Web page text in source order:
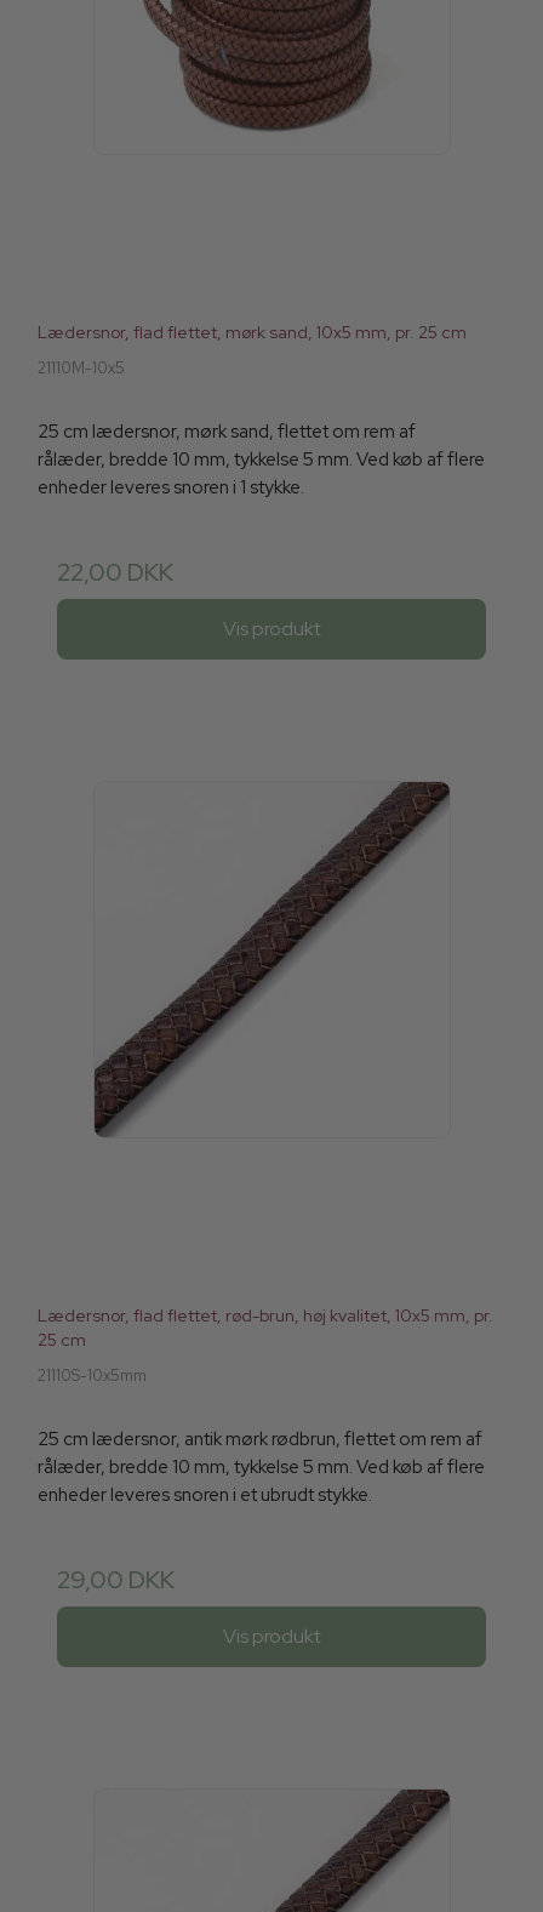
Lædersnor, flad flettet, mørk sand, 10x5 mm, pr. 25 cm
21110M-10x5
25 cm lædersnor, mørk sand, flettet om rem af
rålæder, bredde 10 mm, tykkelse 5 mm. Ved køb af flere
enheder leveres snoren i 1 stykke.
22,00 DKK
Vis produkt
Lædersnor, flad flettet, rød-brun, høj kvalitet, 10x5 mm, pr.
25 cm
21110S-10x5mm
25 cm lædersnor, antik mørk rødbrun, flettet om rem af
rålæder, bredde 10 mm, tykkelse 5 mm. Ved køb af flere
enheder leveres snoren i et ubrudt stykke.
29,00 DKK
Vis produkt